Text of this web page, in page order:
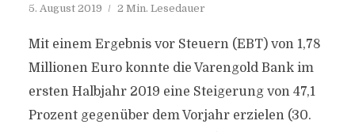
5. August 2019 2 Min. Lesedauer
Mit einem Ergebnis vor Steuern (EBT) von 1,78
Millionen Euro konnte die Varengold Bank im
ersten Halbjahr 2019 eine Steigerung von 47,1
Prozent gegenüber dem Vorjahr erzielen (30.